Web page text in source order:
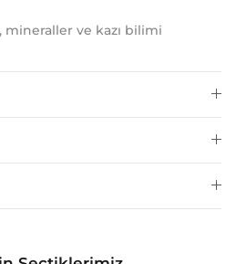
ve kazı bilimi